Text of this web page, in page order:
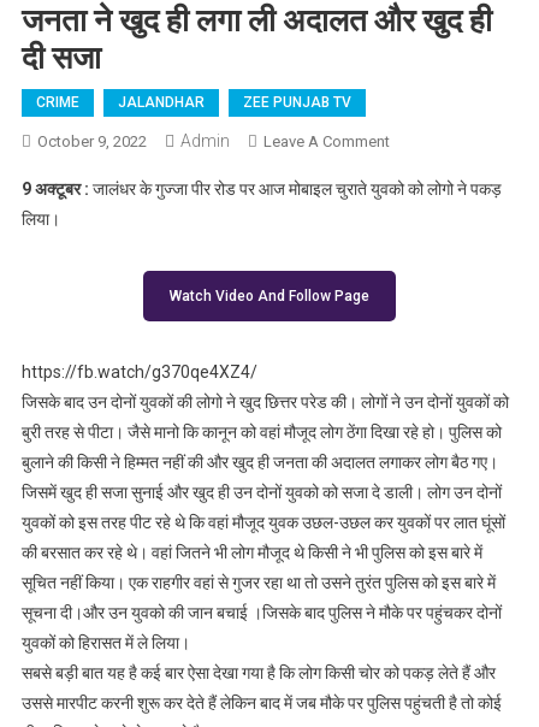
जनता ने खुद ही लगा ली अदालत और खुद ही
दी सजा
CRIME JALANDHAR ZEE PUNJAB TV
October 9, 2022 Admin Leave A CommentOn जनता ने खुद ही
खुद ही दी सजा
9 अक्टूबर : जालंधर के गुज्जा पीर रोड पर आज मोबाइल चुराते युवको को लोगो ने पकड़
लिया।
Watch Video And Follow Page
https://fb.watch/g370qe4XZ4/
जिसके बाद उन दोनों युवकों की लोगो ने खुद छित्तर परेड की। लोगों ने उन दोनों युवकों को
बुरी तरह से पीटा। जैसे मानो कि कानून को वहां मौजूद लोग ठेंगा दिखा रहे हो। पुलिस को
बुलाने की किसी ने हिम्मत नहीं की और खुद ही जनता की अदालत लगाकर लोग बैठ गए।
जिसमें खुद ही सजा सुनाई और खुद ही उन दोनों युवको को सजा दे डाली। लोग उन दोनों
युवकों को इस तरह पीट रहे थे कि वहां मौजूद युवक उछल-उछल कर युवकों पर लात घूंसों
की बरसात कर रहे थे। वहां जितने भी लोग मौजूद थे किसी ने भी पुलिस को इस बारे में
सूचित नहीं किया। एक राहगीर वहां से गुजर रहा था तो उसने तुरंत पुलिस को इस बारे में
सूचना दी।और उन युवको की जान बचाई ।जिसके बाद पुलिस ने मौके पर पहुंचकर दोनों
युवकों को हिरासत में ले लिया।
सबसे बड़ी बात यह है कई बार ऐसा देखा गया है कि लोग किसी चोर को पकड़ लेते हैं और
उससे मारपीट करनी शुरू कर देते हैं लेकिन बाद में जब मौके पर पुलिस पहुंचती है तो कोई